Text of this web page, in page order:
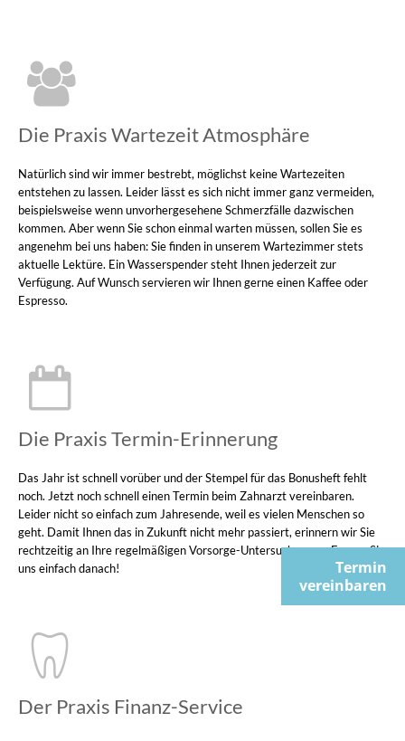
Die Praxis Wartezeit Atmosphäre
Natürlich sind wir immer bestrebt, möglichst keine Wartezeiten
entstehen zu lassen. Leider lässt es sich nicht immer ganz vermeiden,
beispielsweise wenn unvorhergesehene Schmerzfälle dazwischen
kommen. Aber wenn Sie schon einmal warten müssen, sollen Sie es
angenehm bei uns haben: Sie finden in unserem Wartezimmer stets
aktuelle Lektüre. Ein Wasserspender steht Ihnen jederzeit zur
Verfügung. Auf Wunsch servieren wir Ihnen gerne einen Kaffee oder
Espresso.
Die Praxis Termin-Erinnerung
Das Jahr ist schnell vorüber und der Stempel für das Bonusheft fehlt
noch. Jetzt noch schnell einen Termin beim Zahnarzt vereinbaren.
Leider nicht so einfach zum Jahresende, weil es vielen Menschen so
geht. Damit Ihnen das in Zukunft nicht mehr passiert, erinnern wir Sie
rechtzeitig an Ihre regelmäßigen Vorsorge-Untersuchungen. Fragen Sie
uns einfach danach!
Der Praxis Finanz-Service
Termin
vereinbaren